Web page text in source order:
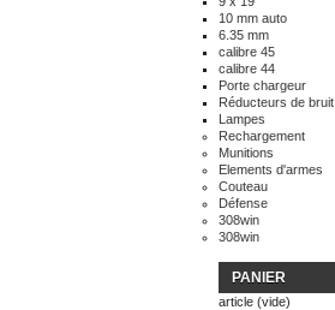
10 mm auto
6.35 mm
calibre 45
calibre 44
Porte chargeur
Réducteurs de bruit
Lampes
Rechargement
Munitions
Elements d'armes
Couteau
Défense
308win
308win
PANIER
article (vide)